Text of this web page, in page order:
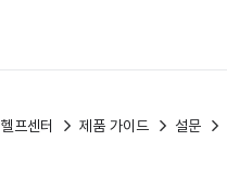
헬프센터 제품 가이드 설문